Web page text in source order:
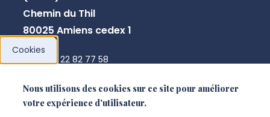
Chemin du Thil
80025 Amiens cedex 1
+33 3 22 82 77 58
NOUS CONTACTER
Cookies
Nous utilisons des cookies sur ce site pour améliorer
votre expérience d'utilisateur.